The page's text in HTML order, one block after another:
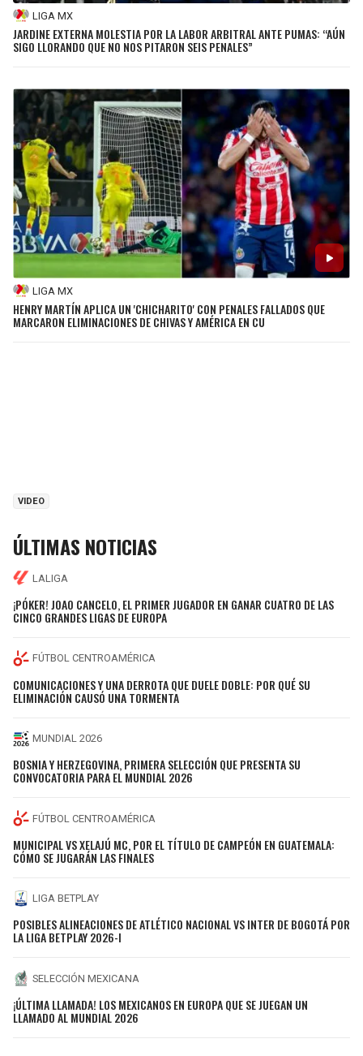
LIGA MX
JARDINE EXTERNA MOLESTIA POR LA LABOR ARBITRAL ANTE PUMAS: “AÚN
SIGO LLORANDO QUE NO NOS PITARON SEIS PENALES”
LIGA MX
HENRY MARTÍN APLICA UN 'CHICHARITO' CON PENALES FALLADOS QUE
MARCARON ELIMINACIONES DE CHIVAS Y AMÉRICA EN CU
VIDEO
ÚLTIMAS NOTICIAS
LALIGA
¡PÓKER! JOAO CANCELO, EL PRIMER JUGADOR EN GANAR CUATRO DE LAS
CINCO GRANDES LIGAS DE EUROPA
FÚTBOL CENTROAMÉRICA
COMUNICACIONES Y UNA DERROTA QUE DUELE DOBLE: POR QUÉ SU
ELIMINACIÓN CAUSÓ UNA TORMENTA
MUNDIAL 2026
BOSNIA Y HERZEGOVINA, PRIMERA SELECCIÓN QUE PRESENTA SU
CONVOCATORIA PARA EL MUNDIAL 2026
FÚTBOL CENTROAMÉRICA
MUNICIPAL VS XELAJÚ MC, POR EL TÍTULO DE CAMPEÓN EN GUATEMALA:
CÓMO SE JUGARÁN LAS FINALES
LIGA BETPLAY
POSIBLES ALINEACIONES DE ATLÉTICO NACIONAL VS INTER DE BOGOTÁ POR
LA LIGA BETPLAY 2026-I
SELECCIÓN MEXICANA
¡ÚLTIMA LLAMADA! LOS MEXICANOS EN EUROPA QUE SE JUEGAN UN
LLAMADO AL MUNDIAL 2026